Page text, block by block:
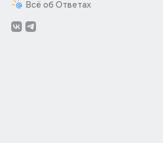
Всё об Ответах